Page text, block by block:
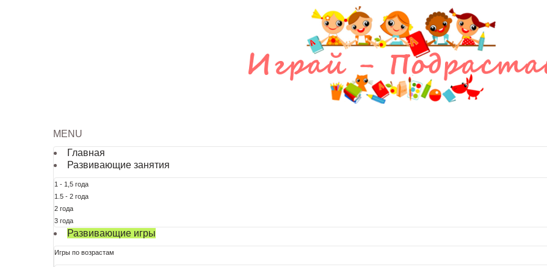
MENU
Главная
Развивающие занятия
1 - 1,5 года
1.5 - 2 года
2 года
3 года
Развивающие игры
Игры по возрастам